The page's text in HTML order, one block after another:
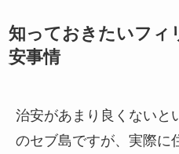
知っておきたいフィ
安事情
治安があまり良くないと
のセブ島ですが、実際に